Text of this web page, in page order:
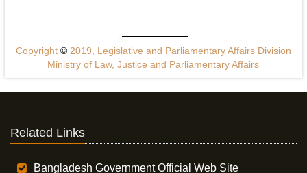
Copyright ©2019, Legislative and Parliamentary Affairs Division
Ministry of Law, Justice and Parliamentary Affairs
Related Links
Bangladesh Government Official Web Site